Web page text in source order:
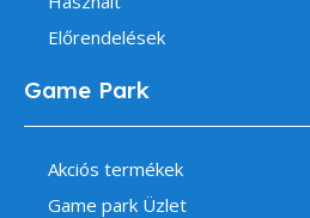
Előrendelések
Game Park
Akciós termékek
Game park Üzlet